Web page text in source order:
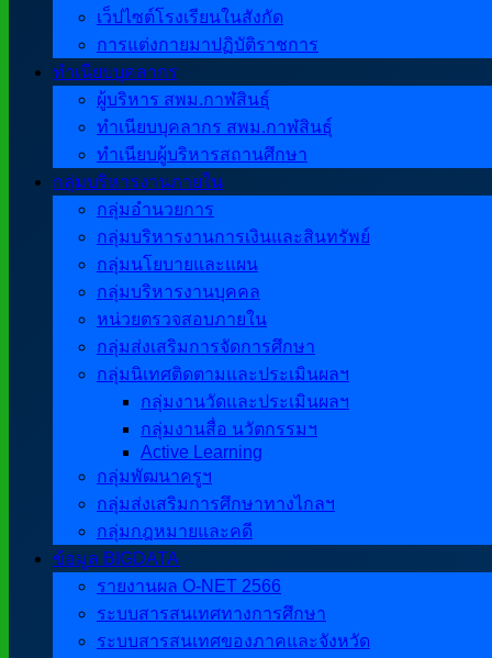
เว็ปไซต์โรงเรียนในสังกัด
การแต่งกายมาปฏิบัติราชการ
ทำเนียบบุคลากร
ผู้บริหาร สพม.กาฬสินธุ์
ทำเนียบบุคลากร สพม.กาฬสินธุ์
ทำเนียบผู้บริหารสถานศึกษา
กลุ่มบริหารงานภายใน
กลุ่มอำนวยการ
กลุ่มบริหารงานการเงินและสินทรัพย์
กลุ่มนโยบายและแผน
กลุ่มบริหารงานบุคคล
หน่วยตรวจสอบภายใน
กลุ่มส่งเสริมการจัดการศึกษา
กลุ่มนิเทศติดตามและประเมินผลฯ
กลุ่มงานวัดและประเมินผลฯ
กลุ่มงานสื่อ นวัตกรรมฯ
Active Learning
กลุ่มพัฒนาครูฯ
กลุ่มส่งเสริมการศึกษาทางไกลฯ
กลุ่มกฎหมายและคดี
ข้อมูล BIGDATA
รายงานผล O-NET 2566
ระบบสารสนเทศทางการศึกษา
ระบบสารสนเทศของภาคและจังหวัด